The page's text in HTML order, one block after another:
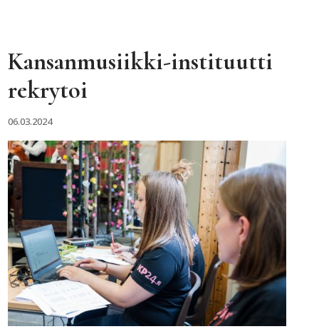
Kansanmusiikki-instituutti
rekrytoi
06.03.2024